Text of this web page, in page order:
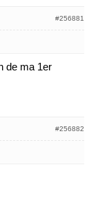
#256881
de ma 1er
#256882